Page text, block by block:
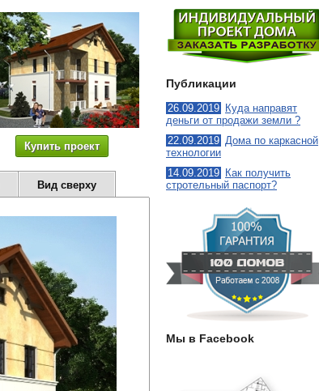
Публикации
26.09.2019 Куда направят
деньги от продажи земли ?
22.09.2019 Дома по каркасной
технологии
14.09.2019 Как получить
стротельный паспорт?
Мы в Facebook
Купить проект
Вид сверху